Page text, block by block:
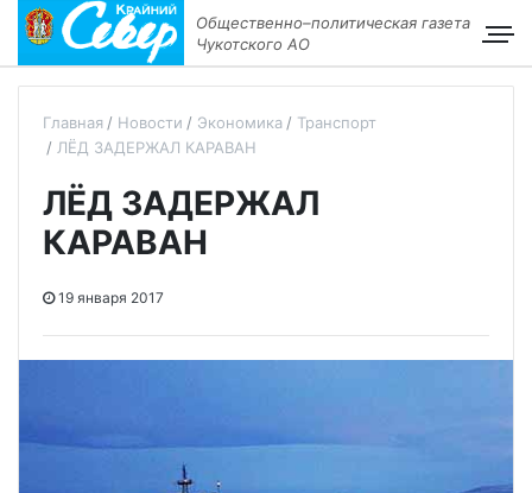
Общественно–политическая газета
Чукотского АО
Главная Новости Экономика
Транспорт
ЛЁД ЗАДЕРЖАЛ КАРАВАН
ЛЁД ЗАДЕРЖАЛ
КАРАВАН
19 января 2017